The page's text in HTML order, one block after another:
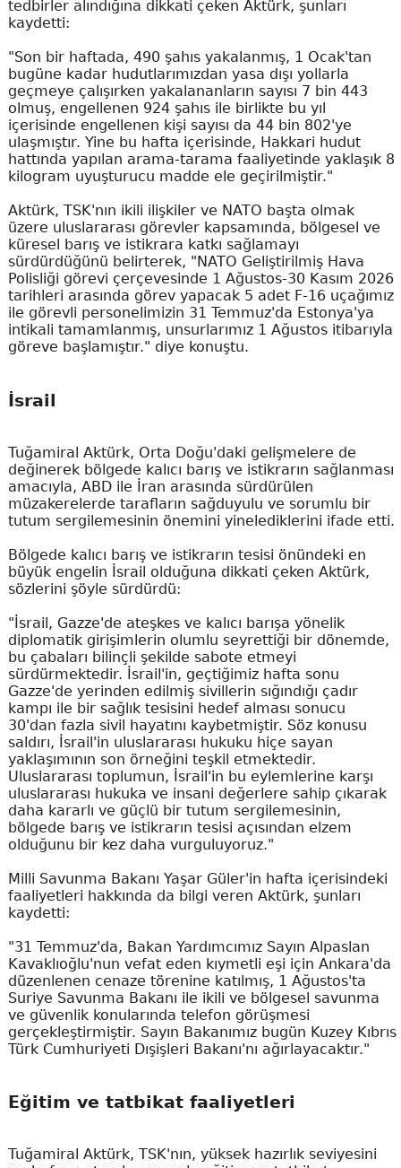
tedbirler alındığına dikkati çeken Aktürk, şunları
kaydetti:
"Son bir haftada, 490 şahıs yakalanmış, 1 Ocak'tan
bugüne kadar hudutlarımızdan yasa dışı yollarla
geçmeye çalışırken yakalananların sayısı 7 bin 443
olmuş, engellenen 924 şahıs ile birlikte bu yıl
içerisinde engellenen kişi sayısı da 44 bin 802'ye
ulaşmıştır. Yine bu hafta içerisinde, Hakkari hudut
hattında yapılan arama-tarama faaliyetinde yaklaşık 8
kilogram uyuşturucu madde ele geçirilmiştir."
Aktürk, TSK'nın ikili ilişkiler ve NATO başta olmak
üzere uluslararası görevler kapsamında, bölgesel ve
küresel barış ve istikrara katkı sağlamayı
sürdürdüğünü belirterek, "NATO Geliştirilmiş Hava
Polisliği görevi çerçevesinde 1 Ağustos-30 Kasım 2026
tarihleri arasında görev yapacak 5 adet F-16 uçağımız
ile görevli personelimizin 31 Temmuz'da Estonya'ya
intikali tamamlanmış, unsurlarımız 1 Ağustos itibarıyla
göreve başlamıştır." diye konuştu.
İsrail
Tuğamiral Aktürk, Orta Doğu'daki gelişmelere de
değinerek bölgede kalıcı barış ve istikrarın sağlanması
amacıyla, ABD ile İran arasında sürdürülen
müzakerelerde tarafların sağduyulu ve sorumlu bir
tutum sergilemesinin önemini yinelediklerini ifade etti.
Bölgede kalıcı barış ve istikrarın tesisi önündeki en
büyük engelin İsrail olduğuna dikkati çeken Aktürk,
sözlerini şöyle sürdürdü:
"İsrail, Gazze'de ateşkes ve kalıcı barışa yönelik
diplomatik girişimlerin olumlu seyrettiği bir dönemde,
bu çabaları bilinçli şekilde sabote etmeyi
sürdürmektedir. İsrail'in, geçtiğimiz hafta sonu
Gazze'de yerinden edilmiş sivillerin sığındığı çadır
kampı ile bir sağlık tesisini hedef alması sonucu
30'dan fazla sivil hayatını kaybetmiştir. Söz konusu
saldırı, İsrail'in uluslararası hukuku hiçe sayan
yaklaşımının son örneğini teşkil etmektedir.
Uluslararası toplumun, İsrail'in bu eylemlerine karşı
uluslararası hukuka ve insani değerlere sahip çıkarak
daha kararlı ve güçlü bir tutum sergilemesinin,
bölgede barış ve istikrarın tesisi açısından elzem
olduğunu bir kez daha vurguluyoruz."
Milli Savunma Bakanı Yaşar Güler'in hafta içerisindeki
faaliyetleri hakkında da bilgi veren Aktürk, şunları
kaydetti:
"31 Temmuz'da, Bakan Yardımcımız Sayın Alpaslan
Kavaklıoğlu'nun vefat eden kıymetli eşi için Ankara'da
düzenlenen cenaze törenine katılmış, 1 Ağustos'ta
Suriye Savunma Bakanı ile ikili ve bölgesel savunma
ve güvenlik konularında telefon görüşmesi
gerçekleştirmiştir. Sayın Bakanımız bugün Kuzey Kıbrıs
Türk Cumhuriyeti Dışişleri Bakanı'nı ağırlayacaktır."
Eğitim ve tatbikat faaliyetleri
Tuğamiral Aktürk, TSK'nın, yüksek hazırlık seviyesini